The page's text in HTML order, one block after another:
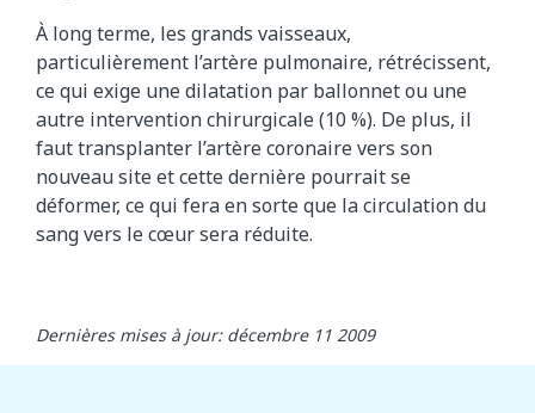
À long terme, les grands vaisseaux,
particulièrement l’artère pulmonaire, rétrécissent,
ce qui exige une dilatation par ballonnet ou une
autre intervention chirurgicale (10 %). De plus, il
faut transplanter l’artère coronaire vers son
nouveau site et cette dernière pourrait se
déformer, ce qui fera en sorte que la circulation du
sang vers le cœur sera réduite.
Dernières mises à jour: décembre 11 2009